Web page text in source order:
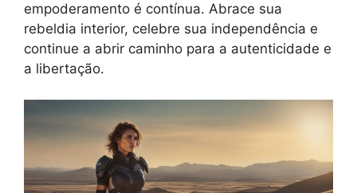
empoderamento é contínua. Abrace sua
rebeldia interior, celebre sua independência e
continue a abrir caminho para a autenticidade e
a libertação.